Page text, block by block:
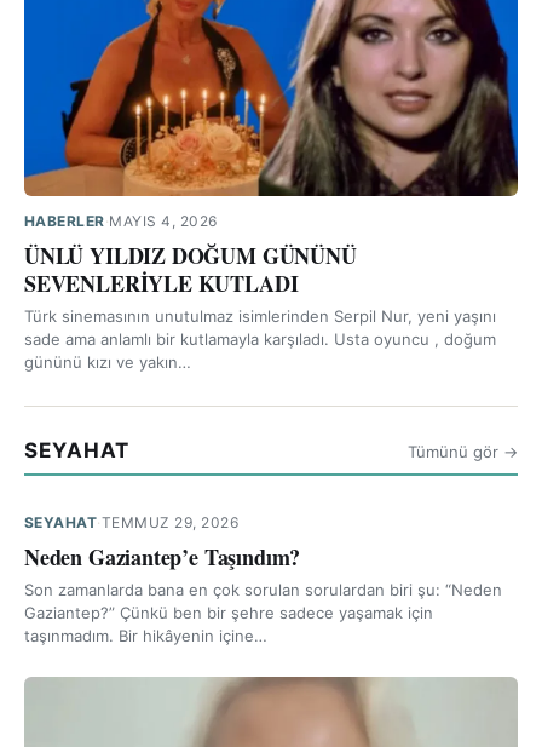
HABERLER·MAYIS 4, 2026
ÜNLÜ YILDIZ DOĞUM GÜNÜNÜ
SEVENLERİYLE KUTLADI
Türk sinemasının unutulmaz isimlerinden Serpil Nur, yeni yaşını
sade ama anlamlı bir kutlamayla karşıladı. Usta oyuncu , doğum
gününü kızı ve yakın…
SEYAHAT Tümünü gör →
SEYAHAT·TEMMUZ 29, 2026
Neden Gaziantep’e Taşındım?
Son zamanlarda bana en çok sorulan sorulardan biri şu: “Neden
Gaziantep?” Çünkü ben bir şehre sadece yaşamak için
taşınmadım. Bir hikâyenin içine…